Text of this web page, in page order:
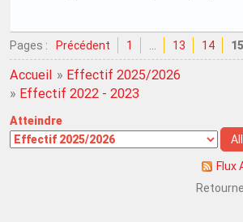
Pages : Précédent 1 13 14 15
Accueil » Effectif 2025/2026
» Effectif 2022 - 2023
Atteindre
Flux